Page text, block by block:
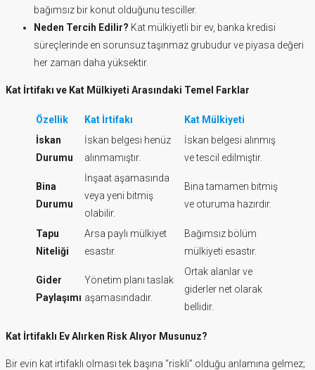
bağımsız bir konut olduğunu tesciller.
Neden Tercih Edilir? Kat mülkiyetli bir ev, banka kredisi
süreçlerinde en sorunsuz taşınmaz grubudur ve piyasa değeri
her zaman daha yüksektir.
Kat İrtifakı ve Kat Mülkiyeti Arasındaki Temel Farklar
Özellik Kat İrtifakı
Kat Mülkiyeti
İskan
Durumu
İskan belgesi henüz
alınmamıştır.
İskan belgesi alınmış
ve tescil edilmiştir.
Bina
Durumu
İnşaat aşamasında
veya yeni bitmiş
olabilir.
Bina tamamen bitmiş
ve oturuma hazırdır.
Tapu
Niteliği
Arsa paylı mülkiyet
esastır.
Bağımsız bölüm
mülkiyeti esastır.
Gider
Paylaşımı
Yönetim planı taslak
aşamasındadır.
Ortak alanlar ve
giderler net olarak
bellidir.
Kat İrtifaklı Ev Alırken Risk Alıyor Musunuz?
Bir evin kat irtifaklı olması tek başına “riskli” olduğu anlamına gelmez;